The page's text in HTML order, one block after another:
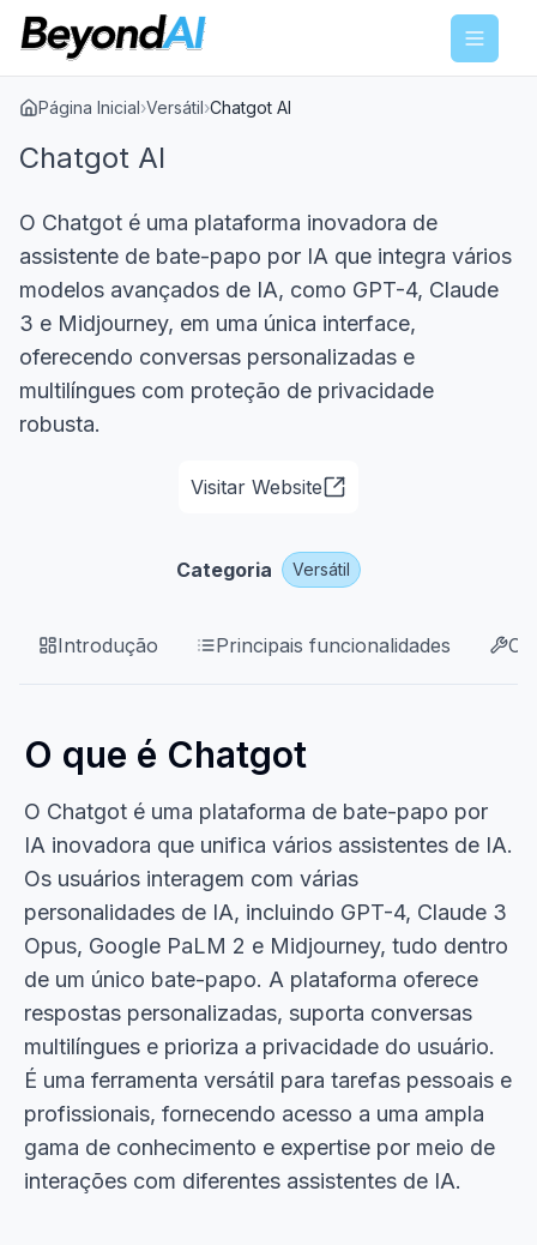
Menu
Página Inicial›Versátil›Chatgot AI
Chatgot AI
O Chatgot é uma plataforma inovadora de
assistente de bate-papo por IA que integra vários
modelos avançados de IA, como GPT-4, Claude
3 e Midjourney, em uma única interface,
oferecendo conversas personalizadas e
multilíngues com proteção de privacidade
robusta.
Visitar Website
Categoria Versátil
Introdução Principais funcionalidades
O que é Chatgot
O Chatgot é uma plataforma de bate-papo por
IA inovadora que unifica vários assistentes de IA.
Os usuários interagem com várias
personalidades de IA, incluindo GPT-4, Claude 3
Opus, Google PaLM 2 e Midjourney, tudo dentro
de um único bate-papo. A plataforma oferece
respostas personalizadas, suporta conversas
multilíngues e prioriza a privacidade do usuário.
É uma ferramenta versátil para tarefas pessoais e
profissionais, fornecendo acesso a uma ampla
gama de conhecimento e expertise por meio de
interações com diferentes assistentes de IA.